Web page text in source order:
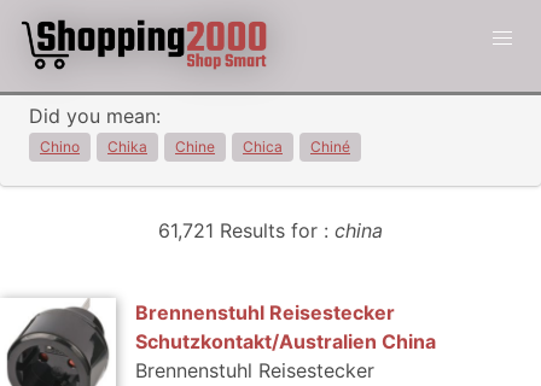
Did you mean:
Chino Chika Chine Chica Chiné
61,721 Results for : china
Brennenstuhl Reisestecker
Schutzkontakt/Australien China
Brennenstuhl Reisestecker